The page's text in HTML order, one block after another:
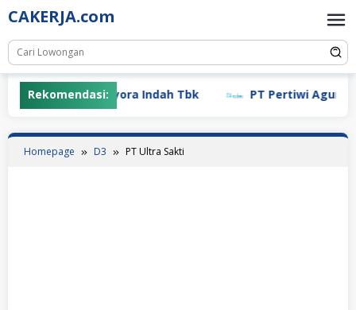
Skip
to
content
CAKERJA.com
Rekomendasi:
PT Mayora Indah Tbk PT Pertiwi Agung
Homepage D3 PT Ultra Sakti